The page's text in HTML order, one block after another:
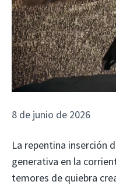
8 de junio de 2026
La repentina inserción
generativa en la
temores de quiebra